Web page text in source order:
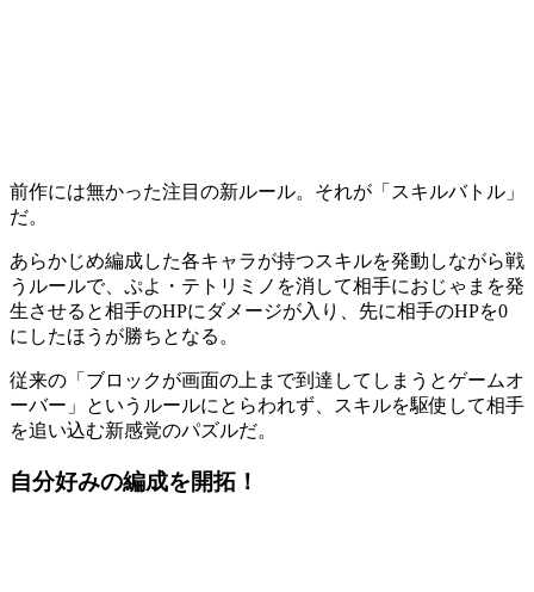
前作には無かった注目の新ルール。それが 「スキルバトル」
だ。
あらかじめ編成した各キャラが持つスキルを発動 しながら戦
うルールで、ぷよ・テトリミノを消して相手におじゃま を発
生させると相手のHPにダメージが入り、 先に相手のHPを0
にしたほうが勝ち となる。
従来の「 ブロックが画面の上まで到達してしまうとゲームオ
ーバー 」というルールにとらわれず、スキルを駆使して相手
を追い込む新感覚のパズルだ。
自分好みの編成を開拓！